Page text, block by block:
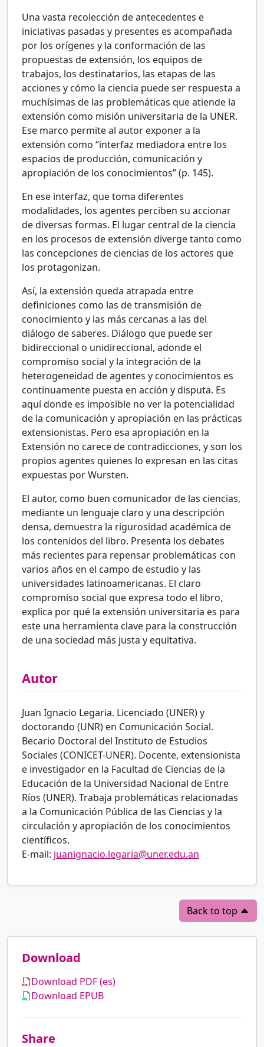
Una vasta recolección de antecedentes e
iniciativas pasadas y presentes es acompañada
por los orígenes y la conformación de las
propuestas de extensión, los equipos de
trabajos, los destinatarios, las etapas de las
acciones y cómo la ciencia puede ser respuesta a
muchísimas de las problemáticas que atiende la
extensión como misión universitaria de la UNER.
Ese marco permite al autor exponer a la
extensión como “interfaz mediadora entre los
espacios de producción, comunicación y
apropiación de los conocimientos” (p. 145).
En ese interfaz, que toma diferentes
modalidades, los agentes perciben su accionar
de diversas formas. El lugar central de la ciencia
en los procesos de extensión diverge tanto como
las concepciones de ciencias de los actores que
los protagonizan.
Así, la extensión queda atrapada entre
definiciones como las de transmisión de
conocimiento y las más cercanas a las del
diálogo de saberes. Diálogo que puede ser
bidireccional o unidireccional, adonde el
compromiso social y la integración de la
heterogeneidad de agentes y conocimientos es
continuamente puesta en acción y disputa. Es
aquí donde es imposible no ver la potencialidad
de la comunicación y apropiación en las prácticas
extensionistas. Pero esa apropiación en la
Extensión no carece de contradicciones, y son los
propios agentes quienes lo expresan en las citas
expuestas por Wursten.
El autor, como buen comunicador de las ciencias,
mediante un lenguaje claro y una descripción
densa, demuestra la rigurosidad académica de
los contenidos del libro. Presenta los debates
más recientes para repensar problemáticas con
varios años en el campo de estudio y las
universidades latinoamericanas. El claro
compromiso social que expresa todo el libro,
explica por qué la extensión universitaria es para
este una herramienta clave para la construcción
de una sociedad más justa y equitativa.
Autor
Juan Ignacio Legaria. Licenciado (UNER) y
doctorando (UNR) en Comunicación Social.
Becario Doctoral del Instituto de Estudios
Sociales (CONICET-UNER). Docente, extensionista
e investigador en la Facultad de Ciencias de la
Educación de la Universidad Nacional de Entre
Ríos (UNER). Trabaja problemáticas relacionadas
a la Comunicación Pública de las Ciencias y la
circulación y apropiación de los conocimientos
científicos.
E-mail: juanignacio.legaria@uner.edu.an
Back to top
Download
Download PDF (es)
Download EPUB
Share